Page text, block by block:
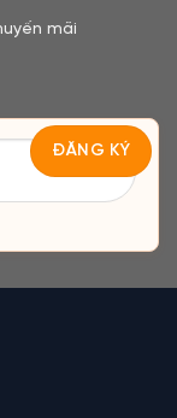
mãi